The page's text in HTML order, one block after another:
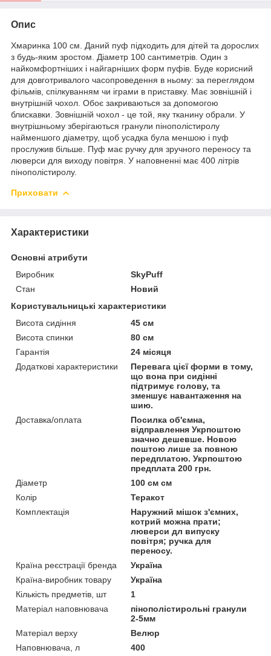
Опис
Хмаринка 100 см. Даний пуф підходить для дітей та дорослих
з будь-яким зростом. Діаметр 100 сантиметрів. Один з
найкомфортніших і найгарніших форм пуфів. Буде корисний
для довготривалого часопроведення в ньому: за переглядом
фільмів, спілкуванням чи іграми в приставку. Має зовнішній і
внутрішній чохол. Обоє закриваються за допомогою
блискавки. Зовнішній чохол - це той, яку тканину обрали. У
внутрішньому зберігаються гранули пінополістиролу
найменшого діаметру, щоб усадка була меншою і пуф
прослужив більше. Пуф має ручку для зручного переносу та
люверси для виходу повітря. У наповненні має 400 літрів
пінополістиролу.
Приховати
Характеристики
Основні атрибути
Виробник
SkyPuff
Стан
Новий
Користувальницькі характеристики
Висота сидіння
45 см
Висота спинки
80 см
Гарантія
24 місяця
Додаткові характеристики
Перевага цієї форми в тому,
що вона при сидінні
підтримує голову, та
зменшує навантаження на
шию.
Доставка/оплата
Посилка об'ємна,
відправлення Укрпоштою
значно дешевше. Новою
поштою лише за повною
передплатою. Укрпоштою
предплата 200 грн.
Діаметр
100 см см
Колір
Теракот
Комплектація
Наружний мішок з'ємних,
котрий можна прати;
люверси дл випуску
повітря; ручка для
переносу.
Країна реєстрації бренда
Україна
Країна-виробник товару
Україна
Кількість предметів, шт
1
Матеріал наповнювача
пінополістирольні гранули
2-5мм
Матеріал верху
Велюр
Наповнювача, л
400